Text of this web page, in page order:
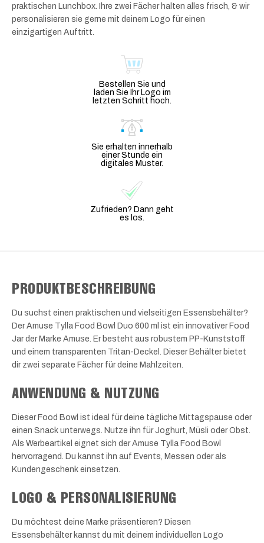
praktischen Lunchbox. Ihre zwei Fächer halten alles frisch, & wir
personalisieren sie gerne mit deinem Logo für einen
einzigartigen Auftritt.
Bestellen Sie und
laden Sie Ihr Logo im
letzten Schritt hoch.
Sie erhalten innerhalb
einer Stunde ein
digitales Muster.
Zufrieden? Dann geht
es los.
PRODUKTBESCHREIBUNG
Du suchst einen praktischen und vielseitigen Essensbehälter?
Der Amuse Tylla Food Bowl Duo 600 ml ist ein innovativer Food
Jar der Marke Amuse. Er besteht aus robustem PP-Kunststoff
und einem transparenten Tritan-Deckel. Dieser Behälter bietet
dir zwei separate Fächer für deine Mahlzeiten.
ANWENDUNG & NUTZUNG
Dieser Food Bowl ist ideal für deine tägliche Mittagspause oder
einen Snack unterwegs. Nutze ihn für Joghurt, Müsli oder Obst.
Als Werbeartikel eignet sich der Amuse Tylla Food Bowl
hervorragend. Du kannst ihn auf Events, Messen oder als
Kundengeschenk einsetzen.
LOGO & PERSONALISIERUNG
Du möchtest deine Marke präsentieren? Diesen
Essensbehälter kannst du mit deinem individuellen Logo